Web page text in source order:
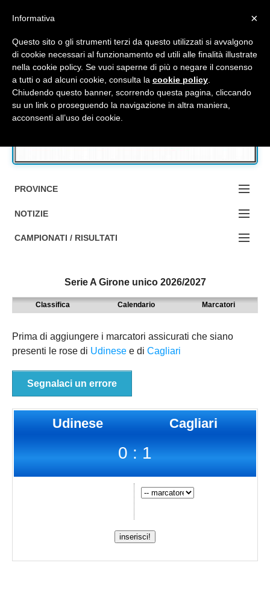
Accedi / Registrati
Contattaci
PROVINCE
EDIZIONE:
BOLOGNA
PARMA
PIACENZA
NOTIZIE
NOTIZIE:
9° TORNEO EMILIAGOL
ECCELLENZA
PRIMA
SECONDA
CAMPIONATI / RISULTATI
REGIONALI
Serie A Girone unico 2026/2027
Classifica Calendario Marcatori
Prima di aggiungere i marcatori assicurati che siano
presenti le rose di Udinese e di Cagliari
Segnalaci un errore
Udinese Cagliari
0 : 1
×
Informativa
Questo sito o gli strumenti terzi da questo utilizzati si avvalgono
di cookie necessari al funzionamento ed utili alle finalità illustrate
nella cookie policy. Se vuoi saperne di più o negare il consenso
a tutti o ad alcuni cookie, consulta la cookie policy
Chiudendo questo banner, scorrendo questa pagina, cliccando
su un link o proseguendo la navigazione in altra maniera,
acconsenti all’uso dei cookie.